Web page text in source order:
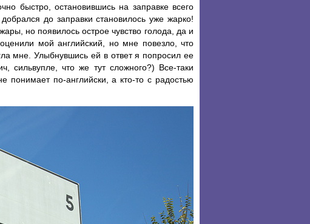
быстро, остановившись на заправке всего
до заправки становилось уже жарко!
но появилось острое чувство голода, да и
мой английский, но мне повезло, что
мне. Улыбнувшись ей в ответ я попросил ее
сильвупле, что же тут сложного?) Все-таки
понимает по-английски, а кто-то с радостью